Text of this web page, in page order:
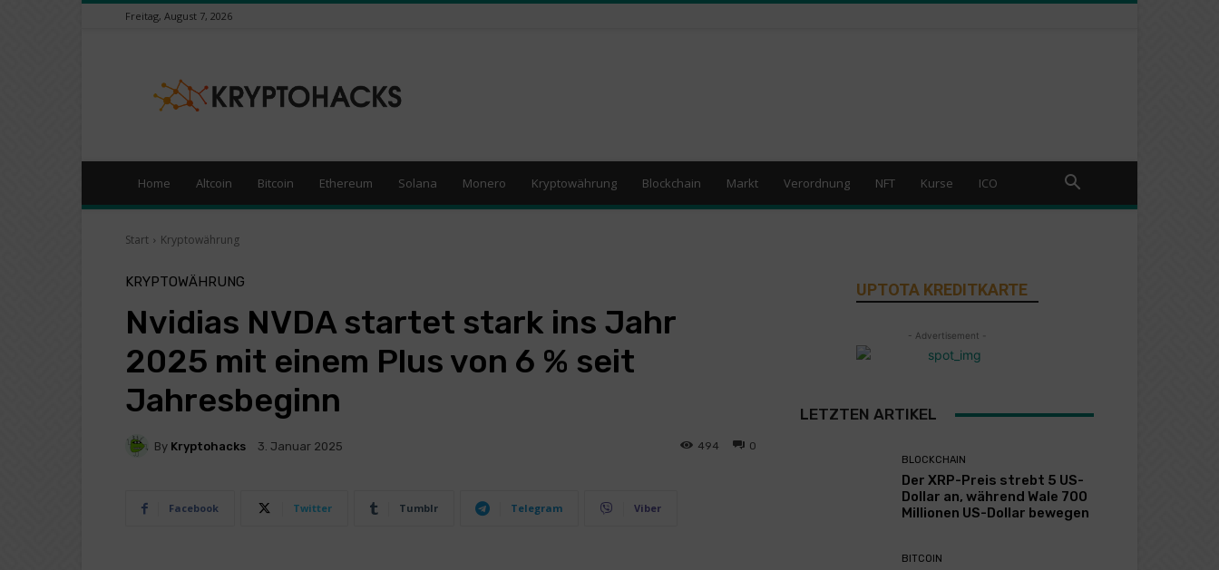
Freitag, August 7, 2026
–
Kryptowährungen
News
Portal
Home Altcoin Bitcoin Ethereum Solana Monero Kryptowährung Blockchain Markt Verordnung NFT Kurse ICO
Start Kryptowährung
KRYPTOWÄHRUNG
Nvidias NVDA startet stark ins Jahr
2025 mit einem Plus von 6 % seit
Jahresbeginn
By Kryptohacks 3. Januar 2025 0
494
Facebook Twitter Tumblr Telegram Viber
UPTOTA KREDITKARTE
- Advertisement -
LETZTEN ARTIKEL
BLOCKCHAIN
Der XRP-Preis strebt 5 US-
Dollar an, während Wale 700
Millionen US-Dollar bewegen
BITCOIN